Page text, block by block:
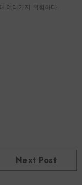
여러가지 위험하다.
Next Post